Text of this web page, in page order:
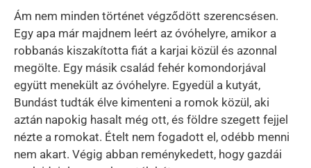
Ám nem minden történet végződött szerencsésen.
Egy apa már majdnem leért az óvóhelyre, amikor a
robbanás kiszakította fiát a karjai közül és azonnal
megölte. Egy másik család fehér komondorjával
együtt menekült az óvóhelyre. Egyedül a kutyát,
Bundást tudták élve kimenteni a romok közül, aki
aztán napokig hasalt még ott, és földre szegett fejjel
nézte a romokat. Ételt nem fogadott el, odébb menni
nem akart. Végig abban reménykedett, hogy gazdái